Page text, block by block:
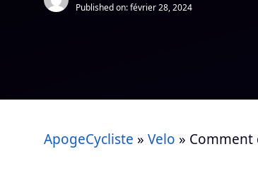
Published on:février 28, 2024
ApogeCycliste » Velo » Comment